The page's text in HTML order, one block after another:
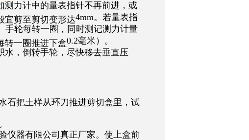
测力计中的量表指针不再前进，或
宜剪至剪切变形达4mm。若量表指
手轮每转一圈，同时测记测力计量
转一圈推进下盒0.2毫米）。
水，倒转手轮，尽快移去垂直压
石把土样从环刀推进剪切盒里，试
仪器有限公司真正厂家。使上盒前